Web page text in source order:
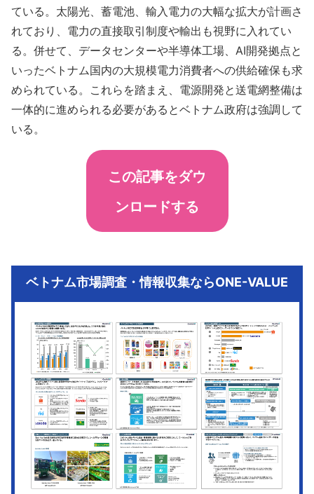
ている。太陽光、蓄電池、輸入電力の大幅な拡大が計画さ
れており、電力の直接取引制度や輸出も視野に入れてい
る。併せて、データセンターや半導体工場、AI開発拠点と
いったベトナム国内の大規模電力消費者への供給確保も求
められている。これらを踏まえ、電源開発と送電網整備は
一体的に進められる必要があるとベトナム政府は強調して
いる。
この記事をダウ
ンロードする
ベトナム市場調査・情報収集ならONE-VALUE